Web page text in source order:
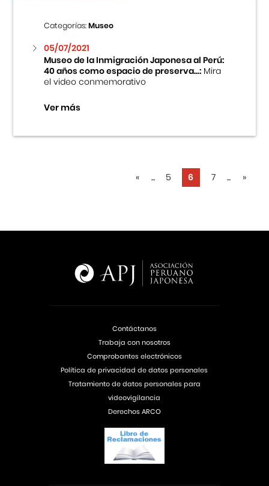
Categorías:Museo
05/07/2021
Museo de la Inmigración Japonesa al Perú:
40 años como espacio de preserva...:Mira
el video conmemorativo
Ver más
« ... 5 6 7 ... »
Contáctanos
Trabaja con nosotros
Comprobantes electrónicos
Política de privacidad de datos personales
Tratamiento de datos personales para
videovigilancia
Derechos ARCO